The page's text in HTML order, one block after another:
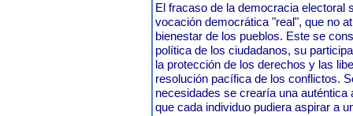
El fracaso de la democracia electoral
vocación democrática "real", que no
bienestar de los pueblos. Este se
política de los ciudadanos, su
la protección de los derechos y las
resolución pacífica de los conflictos.
necesidades se crearía una
que cada individuo pudiera aspirar a